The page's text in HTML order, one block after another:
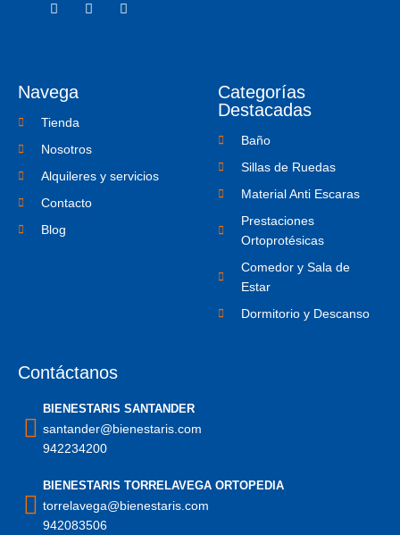
a
k
f
w c
m
Navega
Tienda
Nosotros
Alquileres y servicios
Contacto
Blog
Categorías
Destacadas
Baño
Sillas de Ruedas
Material Anti Escaras
Prestaciones
Ortoprotésicas
Comedor y Sala de
Estar
Dormitorio y Descanso
Contáctanos
BIENESTARIS SANTANDER
santander@bienestaris.com
942234200
BIENESTARIS TORRELAVEGA ORTOPEDIA
torrelavega@bienestaris.com
942083506